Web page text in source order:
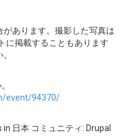
あります。撮影した写真は
に掲載することもあります
event/94370/
日本 コミュニティ: Drupal